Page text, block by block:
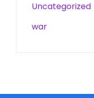
Uncategorized
war